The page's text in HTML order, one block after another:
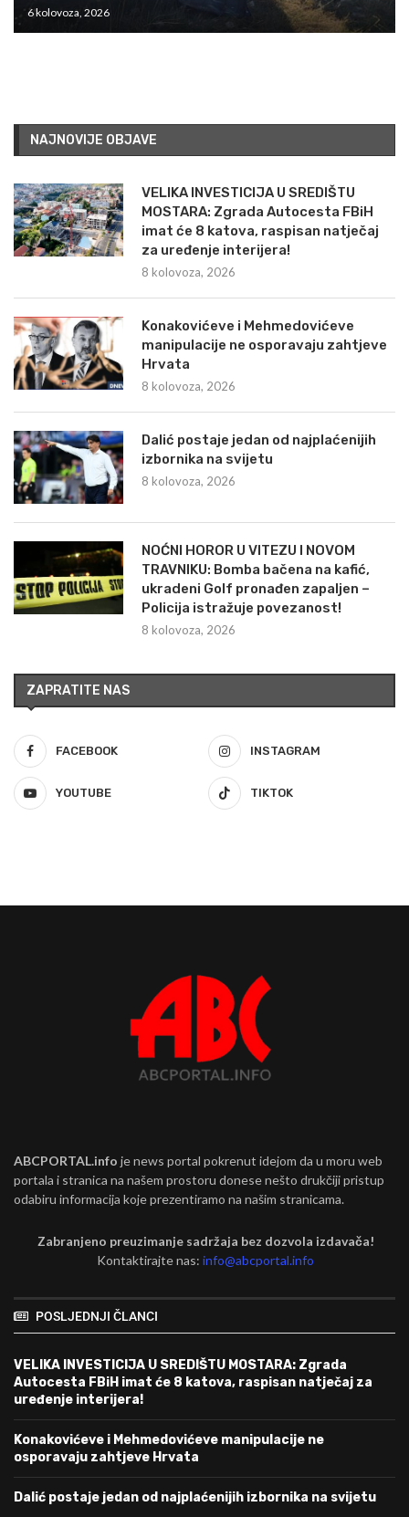
6 kolovoza, 2026
NAJNOVIJE OBJAVE
VELIKA INVESTICIJA U SREDIŠTU
MOSTARA: Zgrada Autocesta FBiH
imat će 8 katova, raspisan natječaj
za uređenje interijera!
8 kolovoza, 2026
Konakovićeve i Mehmedovićeve
manipulacije ne osporavaju zahtjeve
Hrvata
8 kolovoza, 2026
Dalić postaje jedan od najplaćenijih
izbornika na svijetu
8 kolovoza, 2026
NOĆNI HOROR U VITEZU I NOVOM
TRAVNIKU: Bomba bačena na kafić,
ukradeni Golf pronađen zapaljen –
Policija istražuje povezanost!
8 kolovoza, 2026
ZAPRATITE NAS
FACEBOOK INSTAGRAM
YOUTUBE TIKTOK
ABCPORTAL.info je news portal pokrenut idejom da u moru web
portala i stranica na našem prostoru donese nešto drukčiji pristup
odabiru informacija koje prezentiramo na našim stranicama.
Zabranjeno preuzimanje sadržaja bez dozvola izdavača!
Kontaktirajte nas:info@abcportal.info
POSLJEDNJI ČLANCI
VELIKA INVESTICIJA U SREDIŠTU MOSTARA: Zgrada
Autocesta FBiH imat će 8 katova, raspisan natječaj za
uređenje interijera!
Konakovićeve i Mehmedovićeve manipulacije ne
osporavaju zahtjeve Hrvata
Dalić postaje jedan od najplaćenijih izbornika na svijetu